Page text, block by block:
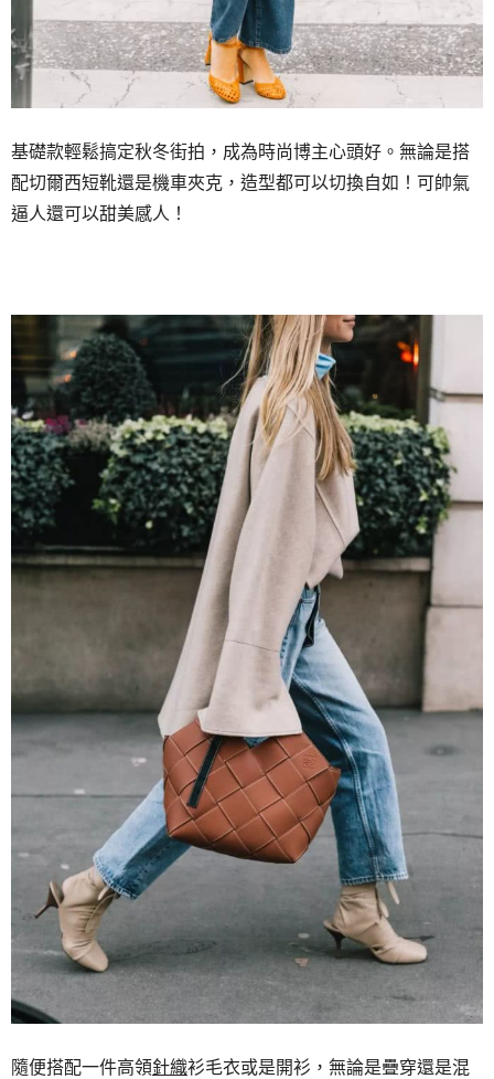
基礎款輕鬆搞定秋冬街拍，成為時尚博主心頭好。無論是搭
配切爾西短靴還是機車夾克，造型都可以切換自如！可帥氣
逼人還可以甜美感人！
隨便搭配一件高領針織衫毛衣或是開衫，無論是疊穿還是混